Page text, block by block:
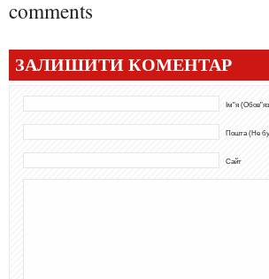
comments
ЗАЛИШИТИ КОМЕНТАР
Ім"я
Пошта (Не
Сайт